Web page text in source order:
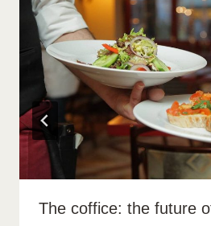
The coffice: the future